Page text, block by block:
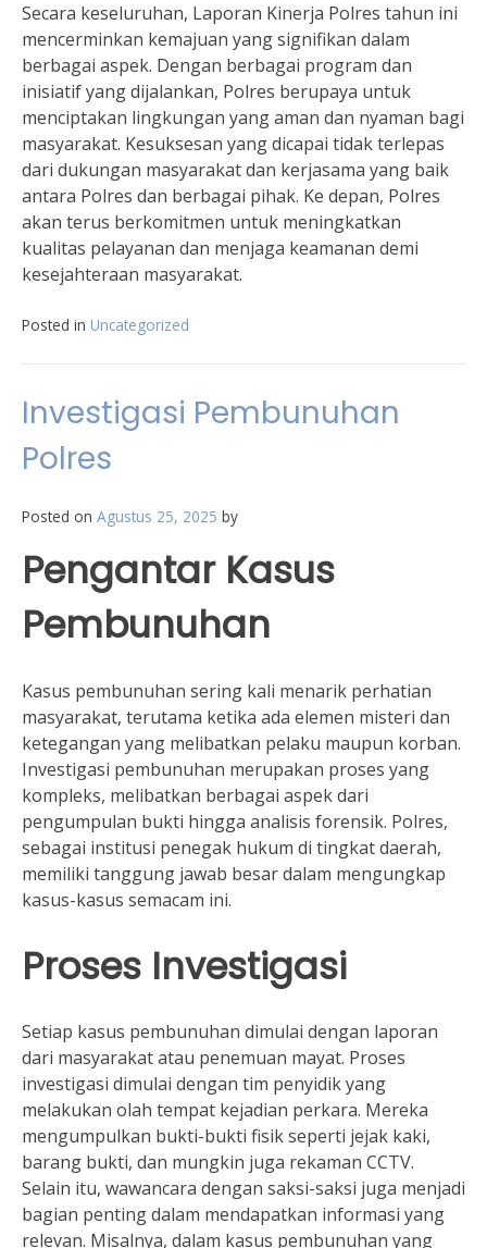
Secara keseluruhan, Laporan Kinerja Polres tahun ini
mencerminkan kemajuan yang signifikan dalam
berbagai aspek. Dengan berbagai program dan
inisiatif yang dijalankan, Polres berupaya untuk
menciptakan lingkungan yang aman dan nyaman bagi
masyarakat. Kesuksesan yang dicapai tidak terlepas
dari dukungan masyarakat dan kerjasama yang baik
antara Polres dan berbagai pihak. Ke depan, Polres
akan terus berkomitmen untuk meningkatkan
kualitas pelayanan dan menjaga keamanan demi
kesejahteraan masyarakat.
Posted in Uncategorized
Investigasi Pembunuhan
Polres
Posted on Agustus 25, 2025 by
Pengantar Kasus
Pembunuhan
Kasus pembunuhan sering kali menarik perhatian
masyarakat, terutama ketika ada elemen misteri dan
ketegangan yang melibatkan pelaku maupun korban.
Investigasi pembunuhan merupakan proses yang
kompleks, melibatkan berbagai aspek dari
pengumpulan bukti hingga analisis forensik. Polres,
sebagai institusi penegak hukum di tingkat daerah,
memiliki tanggung jawab besar dalam mengungkap
kasus-kasus semacam ini.
Proses Investigasi
Setiap kasus pembunuhan dimulai dengan laporan
dari masyarakat atau penemuan mayat. Proses
investigasi dimulai dengan tim penyidik yang
melakukan olah tempat kejadian perkara. Mereka
mengumpulkan bukti-bukti fisik seperti jejak kaki,
barang bukti, dan mungkin juga rekaman CCTV.
Selain itu, wawancara dengan saksi-saksi juga menjadi
bagian penting dalam mendapatkan informasi yang
relevan. Misalnya, dalam kasus pembunuhan yang